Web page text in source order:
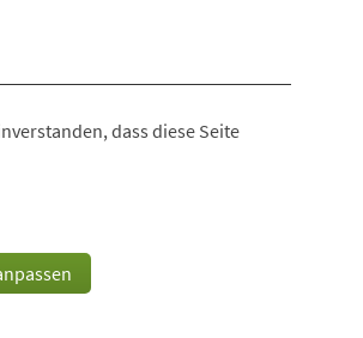
dass diese Seite